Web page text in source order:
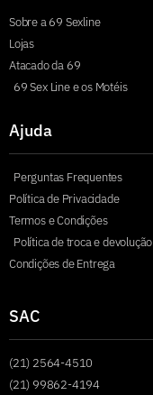
Sobre a 69 Sexline
Lojas
Atacado da 69
69 Sex Line e os Motéis
Ajuda
Perguntas Frequentes
Política de Privacidade
Termos e Condições
Política de troca e devolução
Condições de Entrega
SAC
(21) 2564-4510
(21) 99862-4194